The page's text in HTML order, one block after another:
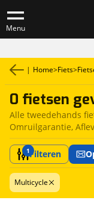
Menu
| Home>Fiets>
0 fietsen
Alle tweedehands
Omruilgarantie,
1Filteren
Multicycle